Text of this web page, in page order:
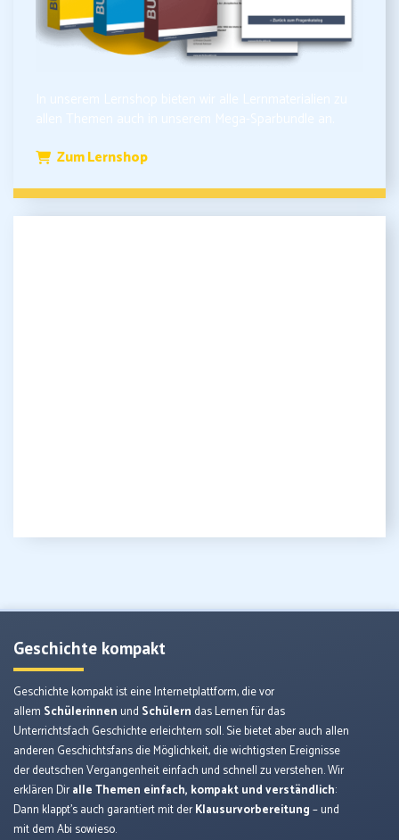
Zum Lernshop
Geschichte kompakt
Geschichte kompakt ist eine Internetplattform, die vor
allem Schülerinnen und Schülern das Lernen für das
Unterrichtsfach Geschichte erleichtern soll. Sie bietet aber auch allen
anderen Geschichtsfans die Möglichkeit, die wichtigsten Ereignisse
der deutschen Vergangenheit einfach und schnell zu verstehen. Wir
erklären Diralle Themen einfach, kompakt und verständlich:
Dann klappt’s auch garantiert mit derKlausurvorbereitung– und
mit dem Abi sowieso.